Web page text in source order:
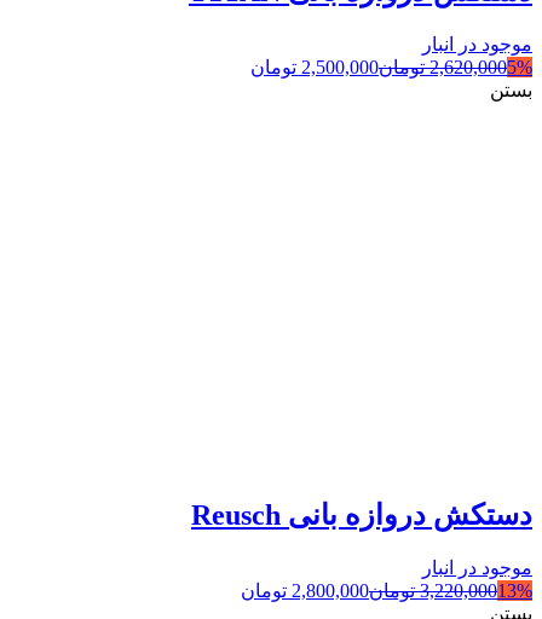
موجود در انبار
5%
2,620,000 تومان2,500,000 تومان
بستن
دستکش دروازه بانی Reusch
موجود در انبار
13%
3,220,000 تومان2,800,000 تومان
بستن